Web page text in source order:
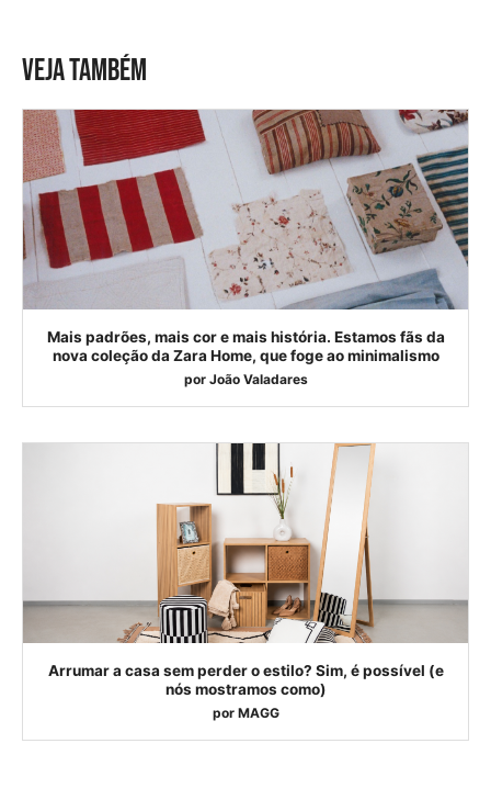
VEJA TAMBÉM
Mais padrões, mais cor e mais história. Estamos fãs da
nova coleção da Zara Home, que foge ao minimalismo
por João Valadares
Arrumar a casa sem perder o estilo? Sim, é possível (e
nós mostramos como)
por MAGG